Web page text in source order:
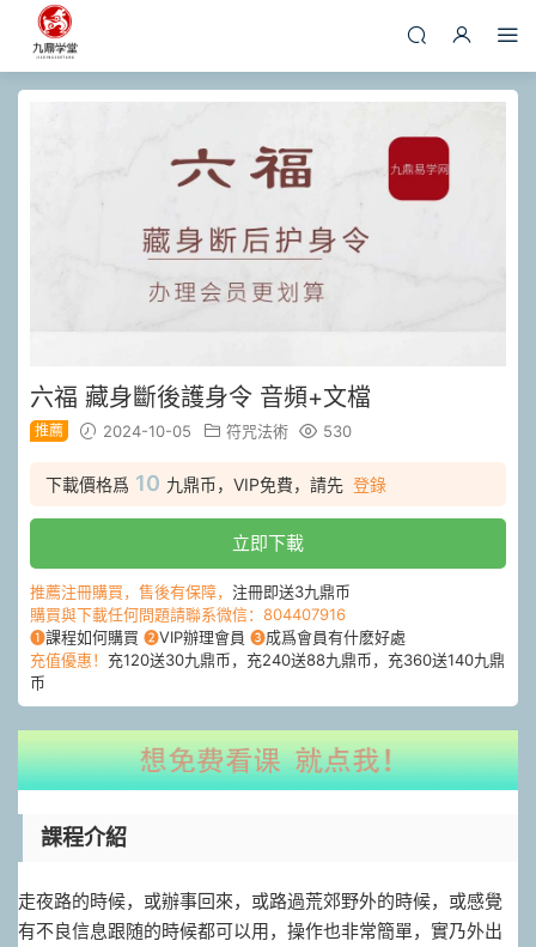
六福 藏身斷後護身令 音頻+文檔
推薦 2024-10-05 符咒法術 530
下載價格爲 10 九鼎币，VIP免費，請先 登錄
立即下載
推薦注冊購買，售後有保障， 注冊即送3九鼎币
購買與下載任何問題請聯系微信：804407916
❶課程如何購買 ❷VIP辦理會員 ❸成爲會員有什麽好處
充值優惠！ 充120送30九鼎币，充240送88九鼎币，充360送140九鼎
币
課程介紹
走夜路的時候，或辦事回來，或路過荒郊野外的時候，或感覺
有不良信息跟随的時候都可以用，操作也非常簡單，實乃外出